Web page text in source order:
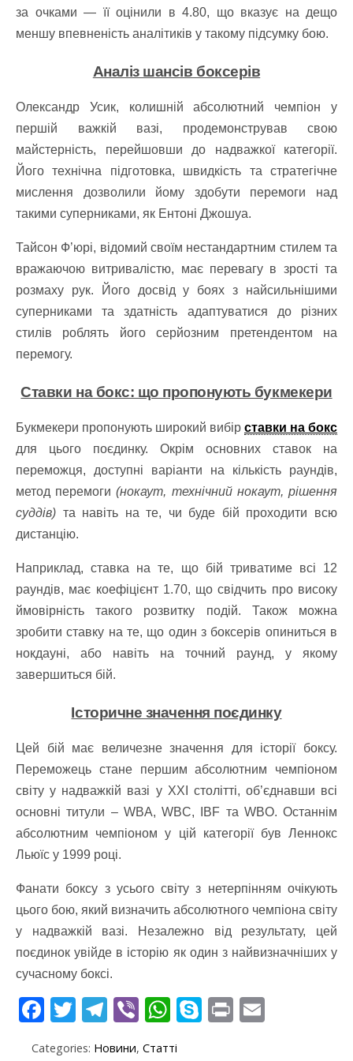
за очками — її оцінили в 4.80, що вказує на дещо
меншу впевненість аналітиків у такому підсумку бою.
Аналіз шансів боксерів
Олександр Усик, колишній абсолютний чемпіон у
першій важкій вазі, продемонстрував свою
майстерність, перейшовши до надважкої категорії.
Його технічна підготовка, швидкість та стратегічне
мислення дозволили йому здобути перемоги над
такими суперниками, як Ентоні Джошуа.​
Тайсон Ф’юрі, відомий своїм нестандартним стилем та
вражаючою витривалістю, має перевагу в зрості та
розмаху рук. Його досвід у боях з найсильнішими
суперниками та здатність адаптуватися до різних
стилів роблять його серйозним претендентом на
перемогу.​
Ставки на бокс: що пропонують букмекери
Букмекери пропонують широкий вибір ставки на бокс
для цього поєдинку. Окрім основних ставок на
переможця, доступні варіанти на кількість раундів,
метод перемоги(нокаут, технічний нокаут, рішення
суддів) та навіть на те, чи буде бій проходити всю
дистанцію.​
Наприклад, ставка на те, що бій триватиме всі 12
раундів, має коефіцієнт 1.70, що свідчить про високу
ймовірність такого розвитку подій. Також можна
зробити ставку на те, що один з боксерів опиниться в
нокдауні, або навіть на точний раунд, у якому
завершиться бій.​
Історичне значення поєдинку
Цей бій має величезне значення для історії боксу.
Переможець стане першим абсолютним чемпіоном
світу у надважкій вазі у XXI столітті, об’єднавши всі
основні титули – WBA, WBC, IBF та WBO. Останнім
абсолютним чемпіоном у цій категорії був Леннокс
Льюїс у 1999 році.
Фанати боксу з усього світу з нетерпінням очікують
цього бою, який визначить абсолютного чемпіона світу
у надважкій вазі. Незалежно від результату, цей
поєдинок увійде в історію як один з найвизначніших у
сучасному боксі.​
F T T Vi W S Pr
Categories: Новини, Статті